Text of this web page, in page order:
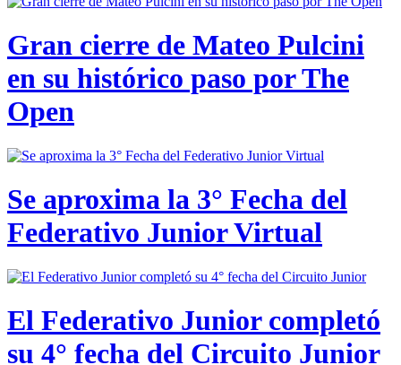
Gran cierre de Mateo Pulcini
en su histórico paso por The
Open
Se aproxima la 3° Fecha del
Federativo Junior Virtual
El Federativo Junior completó
su 4° fecha del Circuito Junior